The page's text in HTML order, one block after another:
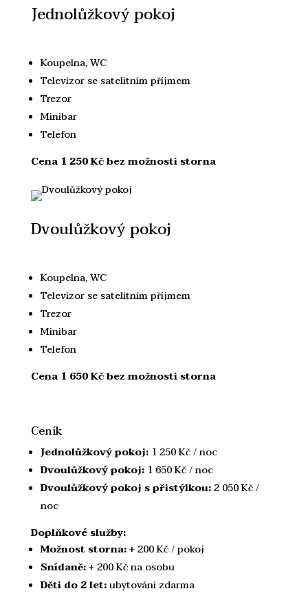
Jednolůžkový pokoj
Koupelna, WC
Televizor se satelitním příjmem
Trezor
Minibar
Telefon
Cena 1 250 Kč bez možnosti storna
Dvoulůžkový pokoj
Koupelna, WC
Televizor se satelitním příjmem
Trezor
Minibar
Telefon
Cena 1 650 Kč bez možnosti storna
Ceník
Jednolůžkový pokoj:1 250 Kč / noc
Dvoulůžkový pokoj:1 650 Kč / noc
Dvoulůžkový pokoj s přistýlkou:2 050 Kč /
noc
Doplňkové služby:
Možnost storna:+ 200 Kč / pokoj
Snídaně:+ 200 Kč na osobu
Děti do 2 let:ubytování zdarma